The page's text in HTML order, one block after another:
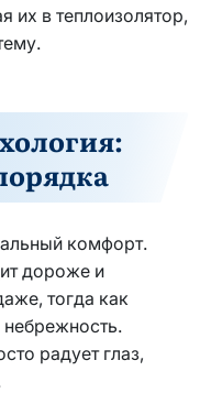
их в теплоизолятор,
комфорт.
дороже и
тогда как
радует глаз,